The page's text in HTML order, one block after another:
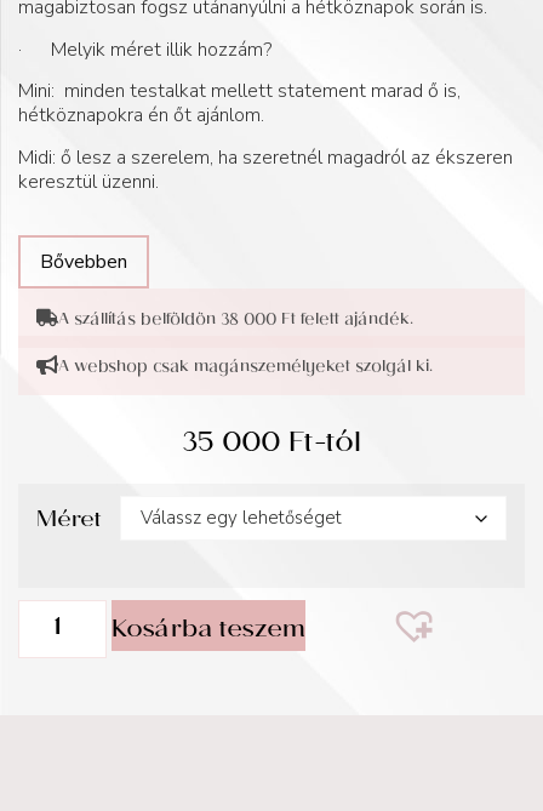
magabiztosan fogsz utánanyúlni a hétköznapok során is.
· Melyik méret illik hozzám?
Mini: minden testalkat mellett statement marad ő is,
hétköznapokra én őt ajánlom.
Midi: ő lesz a szerelem, ha szeretnél magadról az ékszeren
keresztül üzenni.
Bővebben
A szállítás belföldön 38 000 Ft felett ajándék.
A webshop csak magánszemélyeket szolgál ki.
35 000Ft-tól
Méret
Kosárba teszem